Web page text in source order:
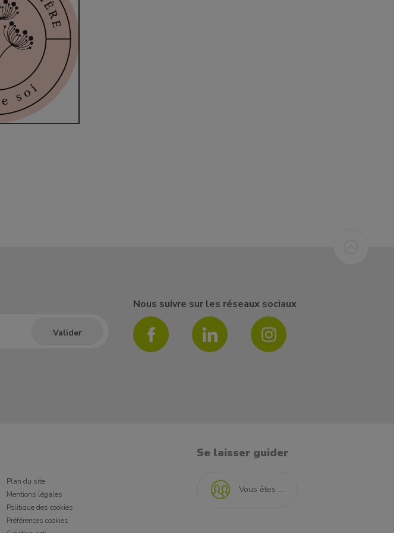
Nous suivre sur les réseaux sociaux
Plan du site
Mentions légales
Politique des cookies
Préférences cookies
Se laisser guider
Vous êtes ...